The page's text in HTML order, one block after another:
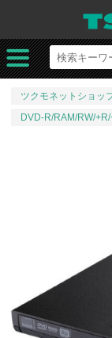
ツクモネットショッ
DVD-R/RAM/RW/